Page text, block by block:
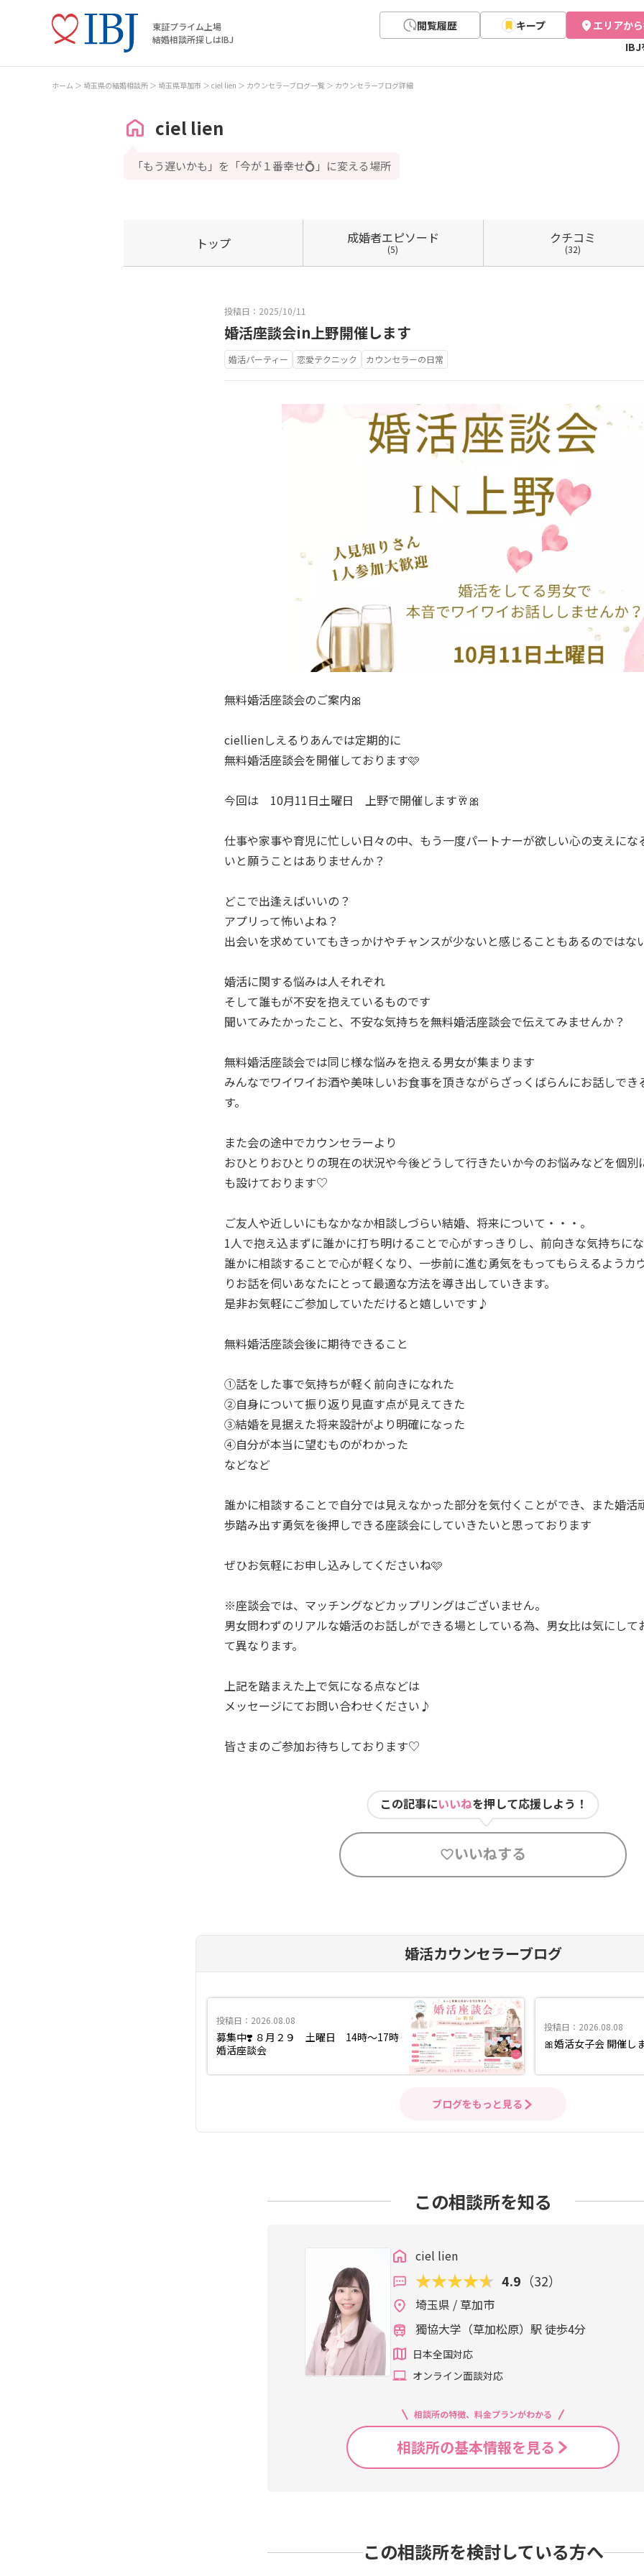
東証プライム上場
結婚相談所探しはIBJ
閲覧履歴 キープ エリアか
IBJ
ホーム 埼玉県の結婚相談所 埼玉県草加市 ciel lien カウンセラーブログ一覧 カウンセラーブログ詳細
ciel lien
「もう遅いかも」を「今が１番幸せ💍」に変える場所
トップ 成婚者エピソード
(5)
クチコミ
(32)
投稿日：2025/10/11
婚活座談会in上野開催します
婚活パーティー 恋愛テクニック カウンセラーの日常
無料婚活座談会のご案内🎀
ciellienしえるりあんでは定期的に
無料婚活座談会を開催しております🩷
今回は 10月11日土曜日 上野で開催します🥂🎀
仕事や家事や育児に忙しい日々の中、もう一度パートナーが欲しい心の支えにな
いと願うことはありませんか？
どこで出逢えばいいの？
アプリって怖いよね？
出会いを求めていてもきっかけやチャンスが少ないと感じることもあるのではな
婚活に関する悩みは人それぞれ
そして誰もが不安を抱えているものです
聞いてみたかったこと、不安な気持ちを無料婚活座談会で伝えてみませんか？
無料婚活座談会では同じ様な悩みを抱える男女が集まります
みんなでワイワイお酒や美味しいお食事を頂きながらざっくばらんにお話しでき
す。
また会の途中でカウンセラーより
おひとりおひとりの現在の状況や今後どうして行きたいか今のお悩みなどを個別
も設けております♡
ご友人や近しいにもなかなか相談しづらい結婚、将来について・・・。
1人で抱え込まずに誰かに打ち明けることで心がすっきりし、前向きな気持ちに
誰かに相談することで心が軽くなり、一歩前に進む勇気をもってもらえるようカ
りお話を伺いあなたにとって最適な方法を導き出していきます。
是非お気軽にご参加していただけると嬉しいです♪
無料婚活座談会後に期待できること
①話をした事で気持ちが軽く前向きになれた
②自身について振り返り見直す点が見えてきた
③結婚を見据えた将来設計がより明確になった
④自分が本当に望むものがわかった
などなど
誰かに相談することで自分では見えなかった部分を気付くことができ、また婚活
歩踏み出す勇気を後押しできる座談会にしていきたいと思っております
ぜひお気軽にお申し込みしてくださいね🩷
※座談会では、マッチングなどカップリングはございません。
男女問わずのリアルな婚活のお話しができる場としている為、男女比は気にして
て異なります。
上記を踏まえた上で気になる点などは
メッセージにてお問い合わせください♪
皆さまのご参加お待ちしております♡
この記事にいいねを押して応援しよう！
いいねする
婚活カウンセラーブログ
投稿日：2026.08.08
募集中❣️ ８月２９ 土曜日 14時〜17時
婚活座談会
投稿日：2026.08.08
🎀婚活女子会 開催し
ブログをもっと見る
この相談所を知る
ciel lien
4.9 （32）
埼玉県 / 草加市
獨協大学（草加松原）駅 徒歩4分
日本全国対応
オンライン面談対応
相談所の特徴、料金プランがわかる
相談所の基本情報を見る
この相談所を検討している方へ